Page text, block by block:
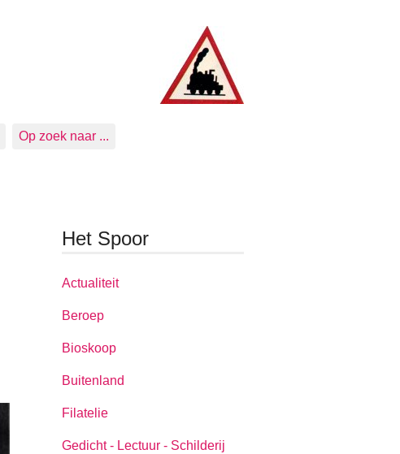
Op zoek naar ...
Het Spoor
Actualiteit
Beroep
Bioskoop
Buitenland
Filatelie
Gedicht - Lectuur - Schilderij